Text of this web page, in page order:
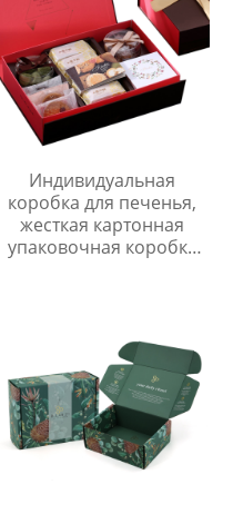
Индивидуальная
коробка для печенья,
жесткая картонная
упаковочная коробка
лентой